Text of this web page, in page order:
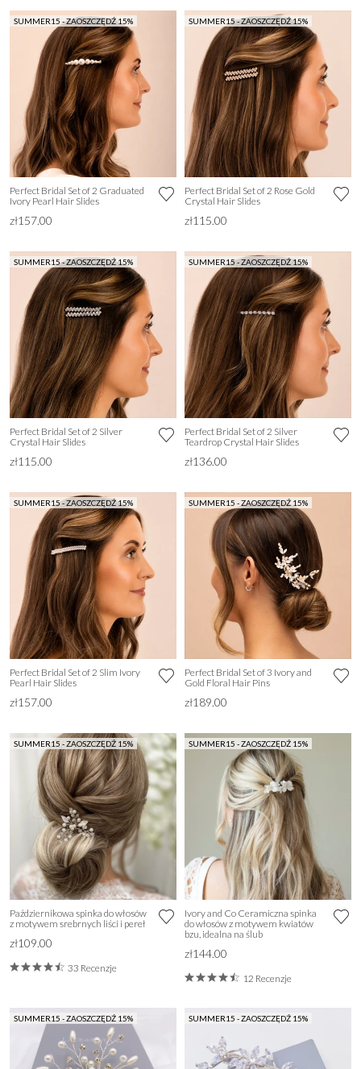
SUMMER15 - ZAOSZCZĘDŹ 15%
Perfect Bridal Set of 2 Graduated
Ivory Pearl Hair Slides
zł157.00
SUMMER15 - ZAOSZCZĘDŹ 15%
Perfect Bridal Set of 2 Rose Gold
Crystal Hair Slides
zł115.00
SUMMER15 - ZAOSZCZĘDŹ 15%
Perfect Bridal Set of 2 Silver
Crystal Hair Slides
zł115.00
SUMMER15 - ZAOSZCZĘDŹ 15%
Perfect Bridal Set of 2 Silver
Teardrop Crystal Hair Slides
zł136.00
SUMMER15 - ZAOSZCZĘDŹ 15%
Perfect Bridal Set of 2 Slim Ivory
Pearl Hair Slides
zł157.00
SUMMER15 - ZAOSZCZĘDŹ 15%
Perfect Bridal Set of 3 Ivory and
Gold Floral Hair Pins
zł189.00
SUMMER15 - ZAOSZCZĘDŹ 15%
Październikowa spinka do włosów
z motywem srebrnych liści i pereł
zł109.00
33 Recenzje
SUMMER15 - ZAOSZCZĘDŹ 15%
Ivory and Co Ceramiczna spinka
do włosów z motywem kwiatów
bzu, idealna na ślub
zł144.00
12 Recenzje
SUMMER15 - ZAOSZCZĘDŹ 15% SUMMER15 - ZAOSZCZĘDŹ 15%